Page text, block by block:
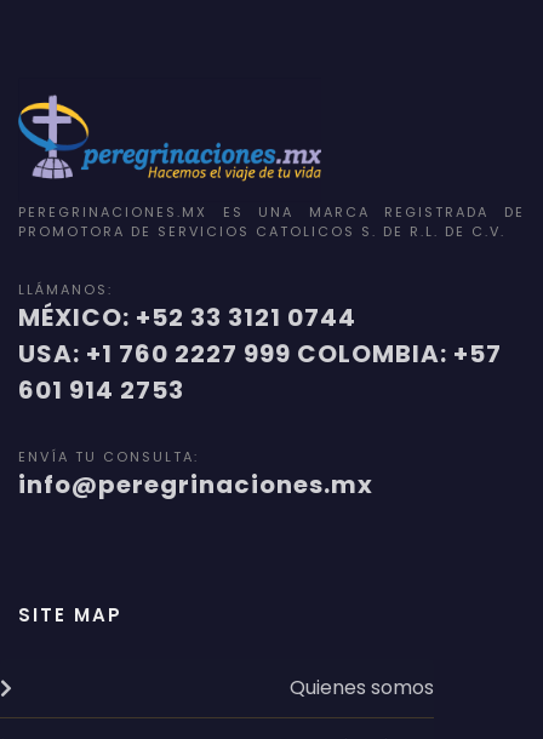
PEREGRINACIONES.MX ES UNA MARCA REGISTRADA DE
PROMOTORA DE SERVICIOS CATOLICOS S. DE R.L. DE C.V.
LLÁMANOS:
MÉXICO: +52 33 3121 0744
USA: +1 760 2227 999 COLOMBIA: +57
601 914 2753
ENVÍA TU CONSULTA:
info@peregrinaciones.mx
SITE MAP
Quienes somos